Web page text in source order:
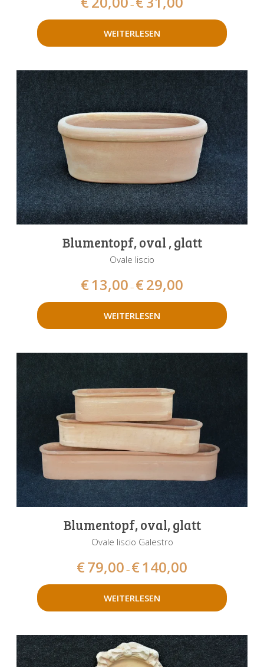
–
WEITERLESEN
Blumentopf, oval , glatt
Ovale liscio
€13,00 – €29,00
WEITERLESEN
Blumentopf, oval, glatt
Ovale liscio Galestro
€79,00 – €140,00
WEITERLESEN